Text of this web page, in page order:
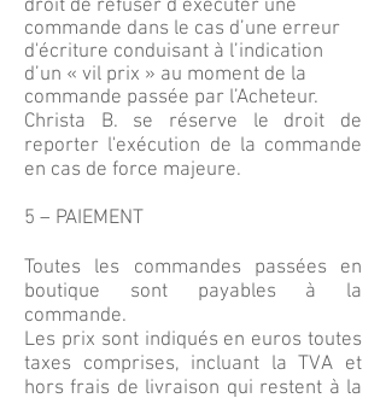
droit de refuser d’exécuter une
commande dans le cas d’une erreur
d'écriture conduisant à l’indication
d’un « vil prix » au moment de la
commande passée par l’Acheteur.
Christa B. se réserve le droit de
reporter l'exécution de la commande
en cas de force majeure.
5 – PAIEMENT
Toutes les commandes passées en
boutique sont payables à la
commande.
Les prix sont indiqués en euros toutes
taxes comprises, incluant la TVA et
hors frais de livraison qui restent à la